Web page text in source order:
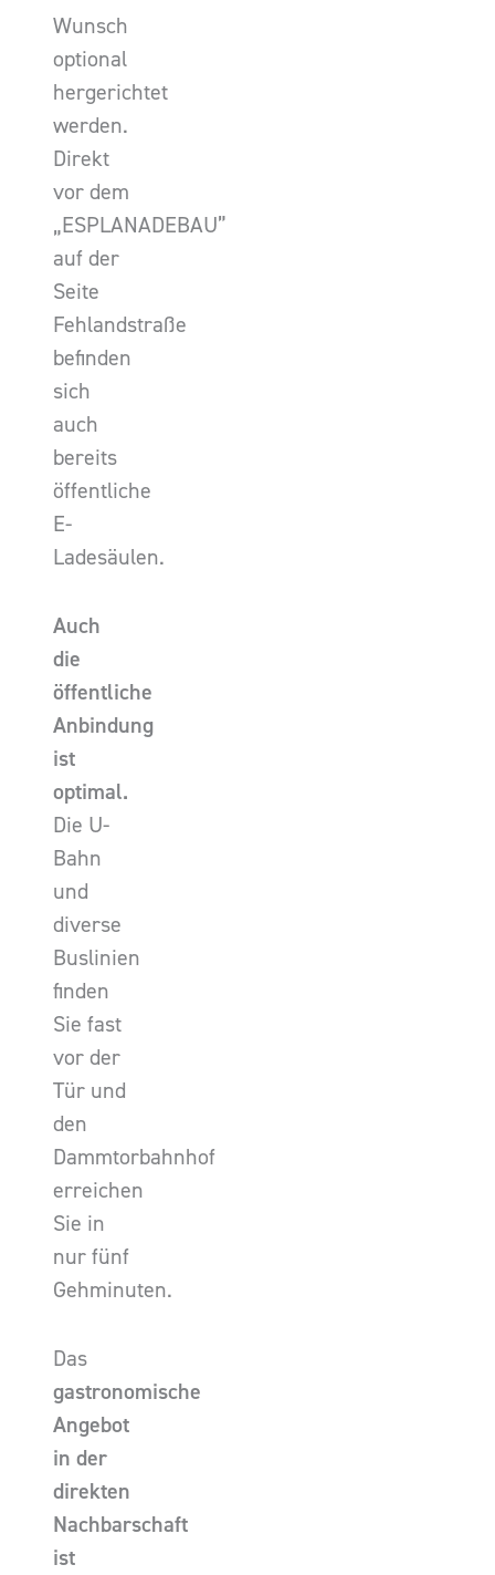
Wunsch
optional
hergerichtet
werden.
Direkt
vor dem
„ESPLANADEBAU”
auf der
Seite
Fehlandstraße
befinden
sich
auch
bereits
öffentliche
E-
Ladesäulen.
Auch
die
öffentliche
Anbindung
ist
optimal.
Die U-
Bahn
und
diverse
Buslinien
finden
Sie fast
vor der
Tür und
den
Dammtorbahnhof
erreichen
Sie in
nur fünf
Gehminuten.
Das
gastronomische
Angebot
in der
direkten
Nachbarschaft
ist